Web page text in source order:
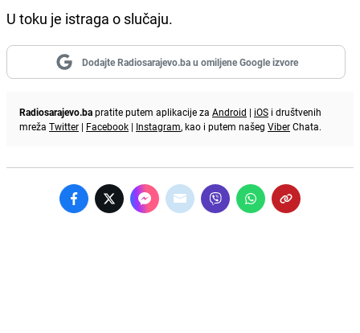
U toku je istraga o slučaju.
Dodajte Radiosarajevo.ba u omiljene Google izvore
Radiosarajevo.bapratite putem aplikacije za Android | iOS i društvenih
mreža Twitter | Facebook | Instagram, kao i putem našeg ViberChata.